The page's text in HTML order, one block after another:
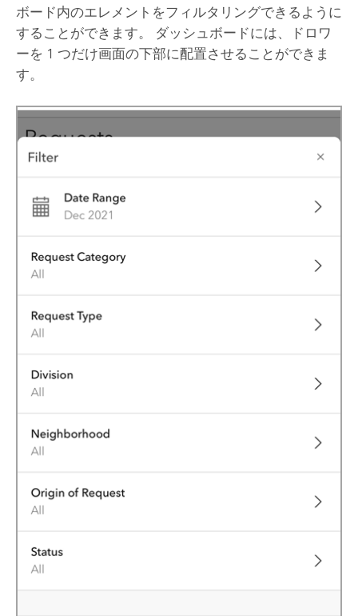
ボード内のエレメントをフィルタリングできるように
することができます。 ダッシュボードには、ドロワ
ーを 1 つだけ画面の下部に配置させることができま
す。